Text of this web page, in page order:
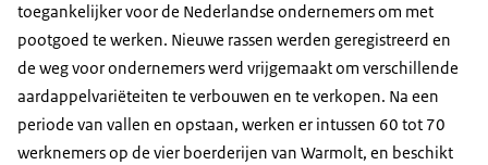
toegankelijker voor de Nederlandse ondernemers om met
pootgoed te werken. Nieuwe rassen werden geregistreerd en
de weg voor ondernemers werd vrijgemaakt om verschillende
aardappelvariëteiten te verbouwen en te verkopen. Na een
periode van vallen en opstaan, werken er intussen 60 tot 70
werknemers op de vier boerderijen van Warmolt, en beschikt